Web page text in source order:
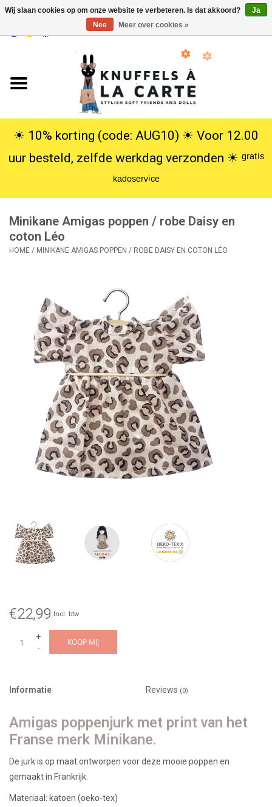
USD
Knuffels
Poppen
SALE
Cadeauservice
Lookbooks
Merken
☀︎ 10% korting (code: AUG10) ☀︎ Voor 12.00
uur besteld, zelfde werkdag verzonden ☀︎ ᵍʳᵃᵗⁱˢ
ᵏᵃᵈᵒˢᵉʳᵛⁱᶜᵉ
Minikane Amigas poppen / robe Daisy en
coton Léo
HOME / MINIKANE AMIGAS POPPEN / ROBE DAISY EN COTON LÉO
€22,99 Incl. btw
+
-
KOOP MIJ
Informatie Reviews (0)
Amigas poppenjurk met print van het
Franse merk Minikane.
De jurk is op maat ontworpen voor deze mooie poppen en
gemaakt in Frankrijk.
Materiaal: katoen (oeko-tex)
Wij slaan cookies op om onze website te verbeteren. Is dat akkoord?
Ja
Nee
Meer over cookies »